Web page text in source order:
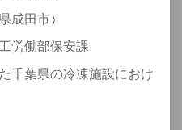
田市）
労働部保安課
千葉県の冷凍施設におけ